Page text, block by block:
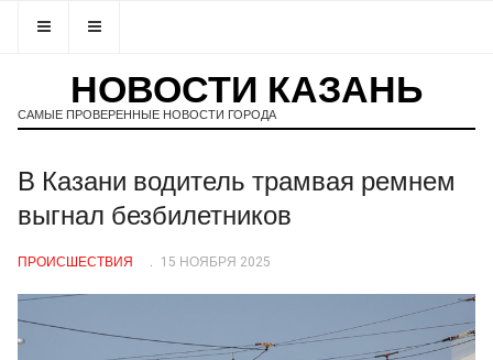
НОВОСТИ КАЗАНЬ
САМЫЕ ПРОВЕРЕННЫЕ НОВОСТИ ГОРОДА
В Казани водитель трамвая ремнем
выгнал безбилетников
ПРОИСШЕСТВИЯ 15 НОЯБРЯ 2025